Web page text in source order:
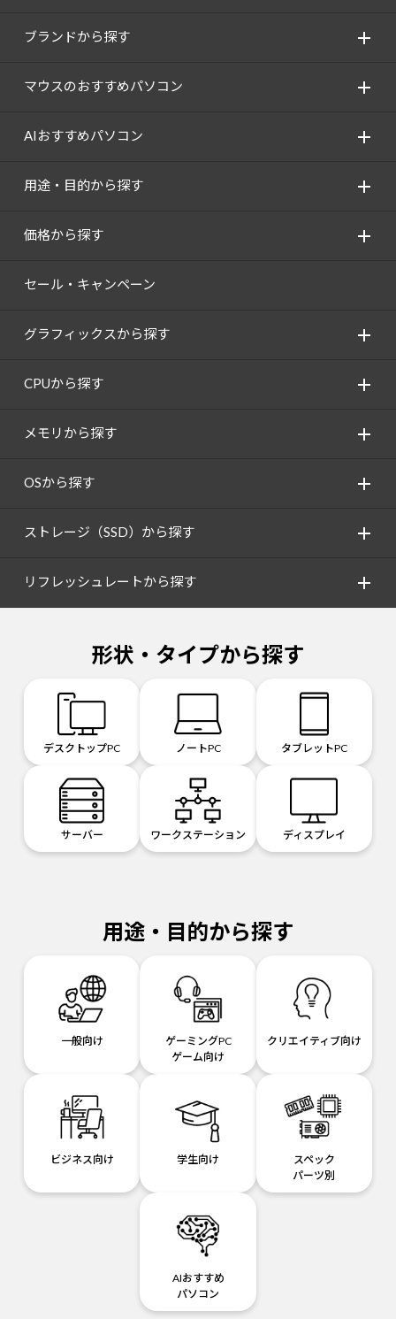
ブランドから探す
マウスのおすすめパソコン
AIおすすめパソコン
用途・目的から探す
価格から探す
セール・キャンペーン
グラフィックスから探す
CPUから探す
メモリから探す
OSから探す
ストレージ（SSD）から探す
リフレッシュレートから探す
形状・タイプから探す
デスクトップPC ノートPC タブレットPC
サーバー ワークステーション ディスプレイ
用途・目的から探す
一般向け
ゲーミングPC
ゲーム向け
クリエイティブ向け
ビジネス向け 学生向け
スペック
パーツ別
AIおすすめ
パソコン